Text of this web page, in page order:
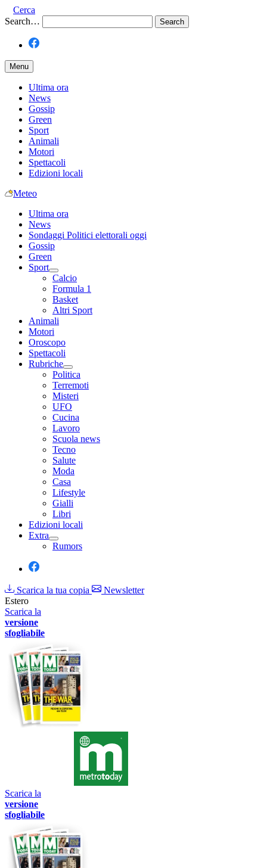
Cerca
Search…
Menu
Ultima ora
News
Gossip
Green
Sport
Animali
Motori
Spettacoli
Edizioni locali
Meteo
Ultima ora
News
Sondaggi Politici elettorali oggi
Gossip
Green
Sport
Calcio
Formula 1
Basket
Altri Sport
Animali
Motori
Oroscopo
Spettacoli
Rubriche
Politica
Terremoti
Misteri
UFO
Cucina
Lavoro
Scuola news
Tecno
Salute
Moda
Casa
Lifestyle
Gialli
Libri
Edizioni locali
Extra
Rumors
Scarica la tua copia
Newsletter
Estero
Scarica la
versione
sfogliabile
Scarica la
versione
sfogliabile